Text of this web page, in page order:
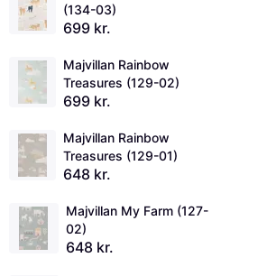
(134-03)
699 kr.
Majvillan Rainbow
Treasures (129-02)
699 kr.
Majvillan Rainbow
Treasures (129-01)
648 kr.
Majvillan My Farm (127-
02)
648 kr.